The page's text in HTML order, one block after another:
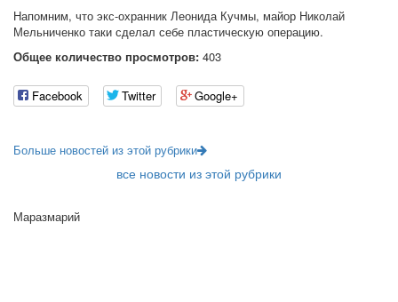
Напомним, что экс-охранник Леонида Кучмы, майор Николай
Мельниченко таки сделал себе пластическую операцию.
Общее количество просмотров: 403
Facebook Twitter Google+
Больше новостей из этой рубрики
все новости из этой рубрики
Маразмарий